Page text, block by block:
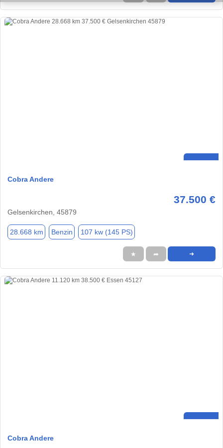
Cobra Andere
37.500 €
Gelsenkirchen, 45879
28.668 km Benzin 107 kw (145 PS)
★ ➦ ➜
Cobra Andere